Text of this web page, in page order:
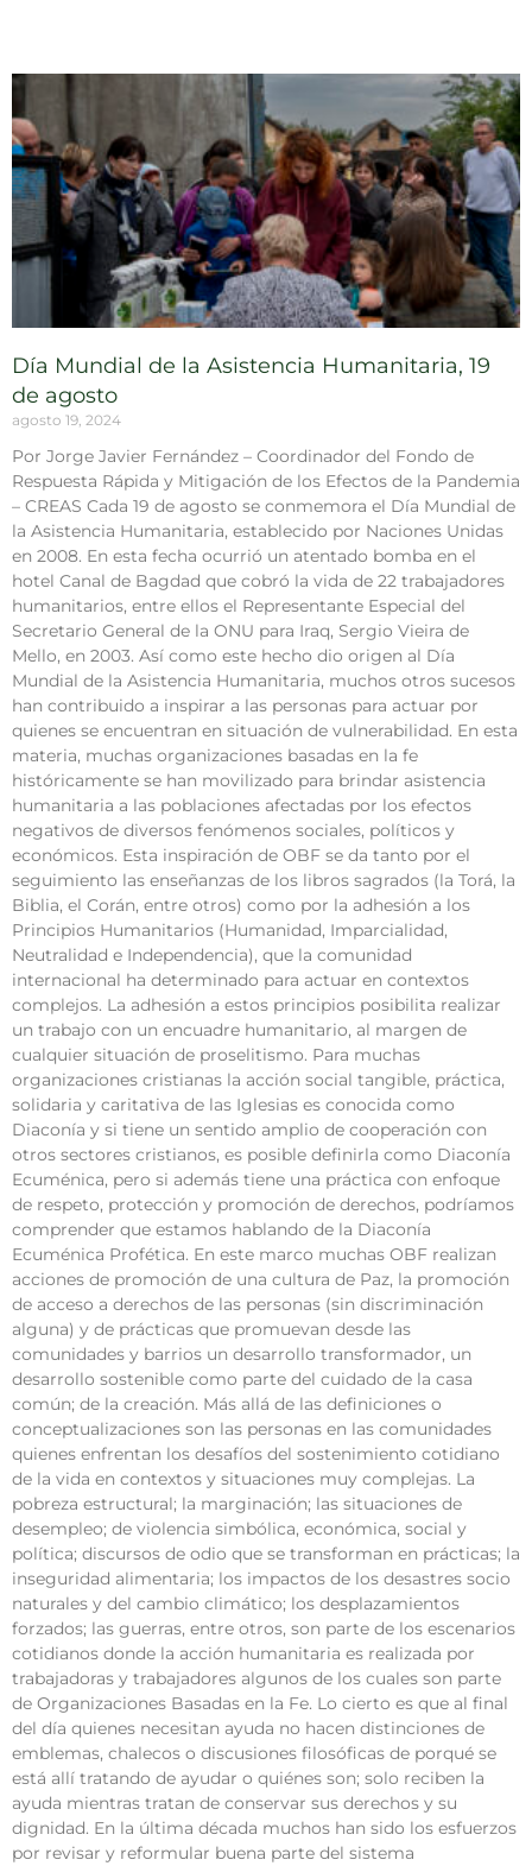
Día Mundial de la Asistencia Humanitaria, 19
de agosto
agosto 19, 2024
Por Jorge Javier Fernández – Coordinador del Fondo de
Respuesta Rápida y Mitigación de los Efectos de la Pandemia
– CREAS Cada 19 de agosto se conmemora el Día Mundial de
la Asistencia Humanitaria, establecido por Naciones Unidas
en 2008. En esta fecha ocurrió un atentado bomba en el
hotel Canal de Bagdad que cobró la vida de 22 trabajadores
humanitarios, entre ellos el Representante Especial del
Secretario General de la ONU para Iraq, Sergio Vieira de
Mello, en 2003. Así como este hecho dio origen al Día
Mundial de la Asistencia Humanitaria, muchos otros sucesos
han contribuido a inspirar a las personas para actuar por
quienes se encuentran en situación de vulnerabilidad. En esta
materia, muchas organizaciones basadas en la fe
históricamente se han movilizado para brindar asistencia
humanitaria a las poblaciones afectadas por los efectos
negativos de diversos fenómenos sociales, políticos y
económicos. Esta inspiración de OBF se da tanto por el
seguimiento las enseñanzas de los libros sagrados (la Torá, la
Biblia, el Corán, entre otros) como por la adhesión a los
Principios Humanitarios (Humanidad, Imparcialidad,
Neutralidad e Independencia), que la comunidad
internacional ha determinado para actuar en contextos
complejos. La adhesión a estos principios posibilita realizar
un trabajo con un encuadre humanitario, al margen de
cualquier situación de proselitismo. Para muchas
organizaciones cristianas la acción social tangible, práctica,
solidaria y caritativa de las Iglesias es conocida como
Diaconía y si tiene un sentido amplio de cooperación con
otros sectores cristianos, es posible definirla como Diaconía
Ecuménica, pero si además tiene una práctica con enfoque
de respeto, protección y promoción de derechos, podríamos
comprender que estamos hablando de la Diaconía
Ecuménica Profética. En este marco muchas OBF realizan
acciones de promoción de una cultura de Paz, la promoción
de acceso a derechos de las personas (sin discriminación
alguna) y de prácticas que promuevan desde las
comunidades y barrios un desarrollo transformador, un
desarrollo sostenible como parte del cuidado de la casa
común; de la creación. Más allá de las definiciones o
conceptualizaciones son las personas en las comunidades
quienes enfrentan los desafíos del sostenimiento cotidiano
de la vida en contextos y situaciones muy complejas. La
pobreza estructural; la marginación; las situaciones de
desempleo; de violencia simbólica, económica, social y
política; discursos de odio que se transforman en prácticas; la
inseguridad alimentaria; los impactos de los desastres socio
naturales y del cambio climático; los desplazamientos
forzados; las guerras, entre otros, son parte de los escenarios
cotidianos donde la acción humanitaria es realizada por
trabajadoras y trabajadores algunos de los cuales son parte
de Organizaciones Basadas en la Fe. Lo cierto es que al final
del día quienes necesitan ayuda no hacen distinciones de
emblemas, chalecos o discusiones filosóficas de porqué se
está allí tratando de ayudar o quiénes son; solo reciben la
ayuda mientras tratan de conservar sus derechos y su
dignidad. En la última década muchos han sido los esfuerzos
por revisar y reformular buena parte del sistema